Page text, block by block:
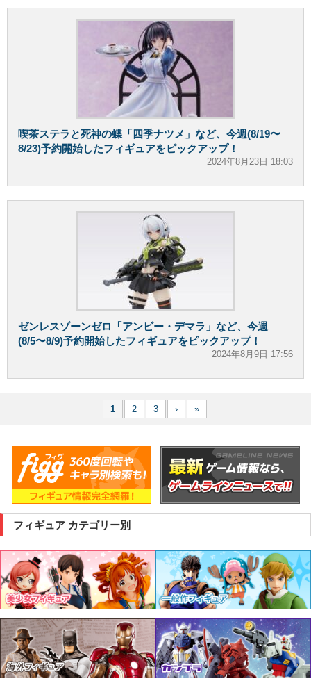
喫茶ステラと死神の蝶「四季ナツメ」など、今週(8/19〜
8/23)予約開始したフィギュアをピックアップ！
2024年8月23日 18:03
ゼンレスゾーンゼロ「アンビー・デマラ」など、今週
(8/5〜8/9)予約開始したフィギュアをピックアップ！
2024年8月9日 17:56
1 2 3 › »
フィギュア カテゴリー別